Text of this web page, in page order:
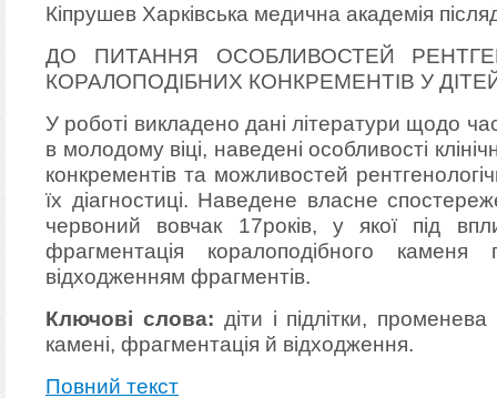
Кіпрушев Харківська медична академія
ДО ПИТАННЯ ОСОБЛИВОСТЕЙ
КОРАЛОПОДІБНИХ КОНКРЕМЕНТІВ У ДІТЕЙ
У роботі викладено дані літератури щодо
в молодому віці, наведені особливості
конкрементів та можливостей
їх діагностиці. Наведене власне
червоний вовчак 17років, у якої під
фрагментація коралоподібного
відходженням фрагментів.
Ключові слова: діти і підлітки,
камені, фрагментація й відходження.
Повний текст